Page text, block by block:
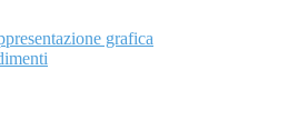
grafica